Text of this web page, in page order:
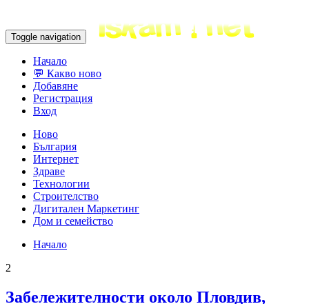
Toggle navigation
Начало
💬 Какво ново
Добавяне
Регистрация
Вход
Ново
България
Интернет
Здраве
Технологии
Строителство
Дигитален Маркетинг
Дом и семейство
Начало
2
Забележителности около Пловдив,